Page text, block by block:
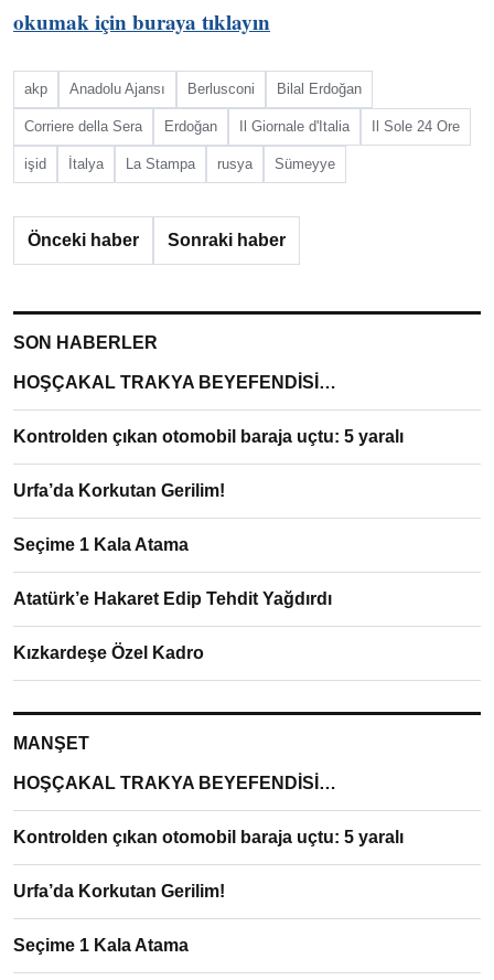
okumak için buraya tıklayın
akp Anadolu Ajansı Berlusconi Bilal Erdoğan
Corriere della Sera Erdoğan Il Giornale d'Italia Il Sole 24 Ore
işid İtalya La Stampa rusya Sümeyye
Önceki haber Sonraki haber
SON HABERLER
HOŞÇAKAL TRAKYA BEYEFENDİSİ…
Kontrolden çıkan otomobil baraja uçtu: 5 yaralı
Urfa’da Korkutan Gerilim!
Seçime 1 Kala Atama
Atatürk’e Hakaret Edip Tehdit Yağdırdı
Kızkardeşe Özel Kadro
MANŞET
HOŞÇAKAL TRAKYA BEYEFENDİSİ…
Kontrolden çıkan otomobil baraja uçtu: 5 yaralı
Urfa’da Korkutan Gerilim!
Seçime 1 Kala Atama